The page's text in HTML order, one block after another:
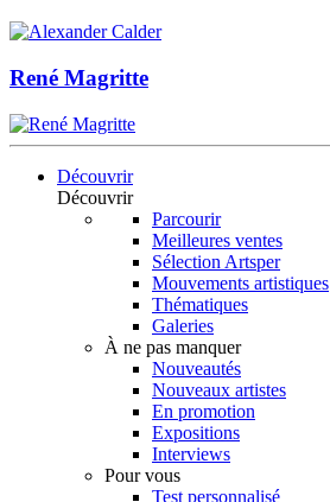
René Magritte
Découvrir
Découvrir
Parcourir
Meilleures ventes
Sélection Artsper
Mouvements artistiques
Thématiques
Galeries
À ne pas manquer
Nouveautés
Nouveaux artistes
En promotion
Expositions
Interviews
Pour vous
Test personnalisé